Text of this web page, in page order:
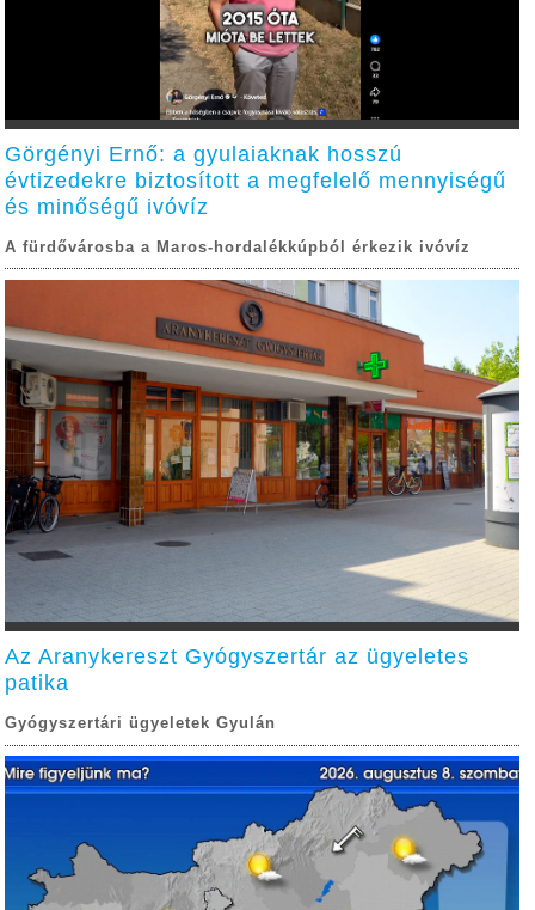
Görgényi Ernő: a gyulaiaknak hosszú
évtizedekre biztosított a megfelelő mennyiségű
és minőségű ivóvíz
A fürdővárosba a Maros-hordalékkúpból érkezik ivóvíz
Az Aranykereszt Gyógyszertár az ügyeletes
patika
Gyógyszertári ügyeletek Gyulán